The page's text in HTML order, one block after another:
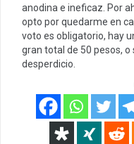
anodina e ineficaz. Por
opto por quedarme en
voto es obligatorio, hay
gran total de 50 pesos, o
desperdicio.